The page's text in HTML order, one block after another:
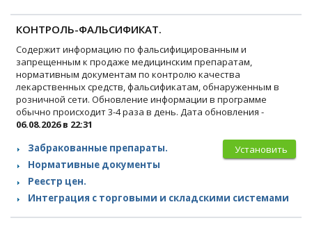
КОНТРОЛЬ-ФАЛЬСИФИКАТ.
Содержит информацию по фальсифицированным и
запрещенным к продаже медицинским препаратам,
нормативным документам по контролю качества
лекарственных средств, фальсификатам, обнаруженным в
розничной сети. Обновление информации в программе
обычно происходит 3-4 раза в день. Дата обновления -
06.08.2026 в 22:31
Установить
Забракованные препараты.
Нормативные документы
Реестр цен.
Интеграция с торговыми и складскими системами